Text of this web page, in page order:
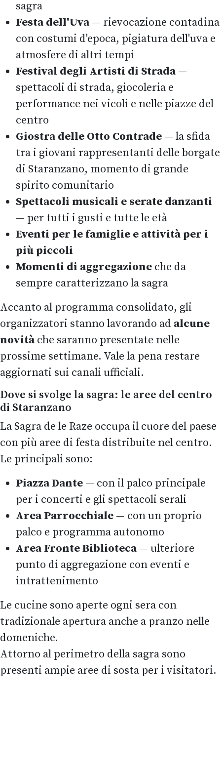
sagra
Festa dell'Uva— rievocazione contadina
con costumi d'epoca, pigiatura dell'uva e
atmosfere di altri tempi
Festival degli Artisti di Strada—
spettacoli di strada, giocoleria e
performance nei vicoli e nelle piazze del
centro
Giostra delle Otto Contrade — la sfida
tra i giovani rappresentanti delle borgate
di Staranzano, momento di grande
spirito comunitario
Spettacoli musicali e serate danzanti
— per tutti i gusti e tutte le età
Eventi per le famiglie e attività per i
più piccoli
Momenti di aggregazione che da
sempre caratterizzano la sagra
Accanto al programma consolidato, gli
organizzatori stanno lavorando ad alcune
novitàche saranno presentate nelle
prossime settimane. Vale la pena restare
aggiornati sui canali ufficiali.
Dove si svolge la sagra: le aree del centro
di Staranzano
La Sagra de le Raze occupa il cuore del paese
con più aree di festa distribuite nel centro.
Le principali sono:
Piazza Dante — con il palco principale
per i concerti e gli spettacoli serali
Area Parrocchiale — con un proprio
palco e programma autonomo
Area Fronte Biblioteca— ulteriore
punto di aggregazione con eventi e
intrattenimento
Le cucine sono aperte ogni sera con
tradizionale apertura anche a pranzo nelle
domeniche.
Attorno al perimetro della sagra sono
presenti ampie aree di sosta per i visitatori.